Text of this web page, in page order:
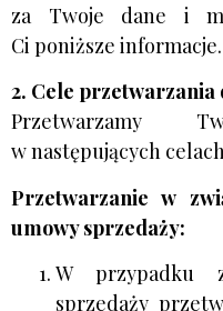
za Twoje dane i
Ci poniższe informacje.
2. Cele przetwarzania
Przetwarzamy
w następujących
Przetwarzanie w
umowy sprzedaży:
W przypadku
sprzedaży